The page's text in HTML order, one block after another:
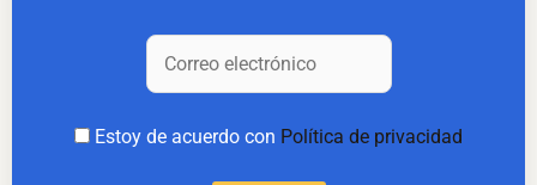
Estoy de acuerdo con Política de privacidad